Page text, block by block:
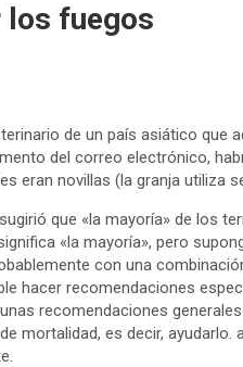
los fuegos
de un país asiático que
del correo electrónico,
eran novillas (la granja utiliza
que «la mayoría» de los
«la mayoría», pero
con una
hacer recomendaciones
recomendaciones
mortalidad, es decir, ayudarlo.